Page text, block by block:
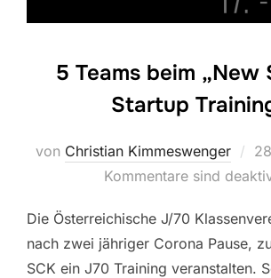
5 Teams beim „New
Startup
von Christian Kimmeswenger
Kommentare sind
Die Österreichische J/70
nach zwei jähriger Corona Pause,
SCK ein J70 Training veranstalten.